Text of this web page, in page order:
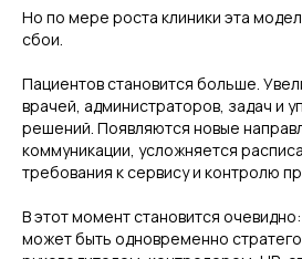
Но по мере роста клиники эта
сбои.
Пациентов становится больше.
врачей, администраторов, задач и
решений. Появляются новые
коммуникации, усложняется
требования к сервису и контролю
В этот момент становится
может быть одновременно